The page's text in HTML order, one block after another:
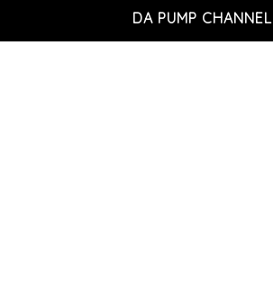
DA PUMP CHANNEL